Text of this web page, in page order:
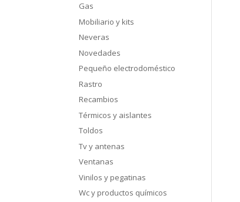
Gas
Mobiliario y kits
Neveras
Novedades
Pequeño electrodoméstico
Rastro
Recambios
Térmicos y aislantes
Toldos
Tv y antenas
Ventanas
Vinilos y pegatinas
Wc y productos químicos